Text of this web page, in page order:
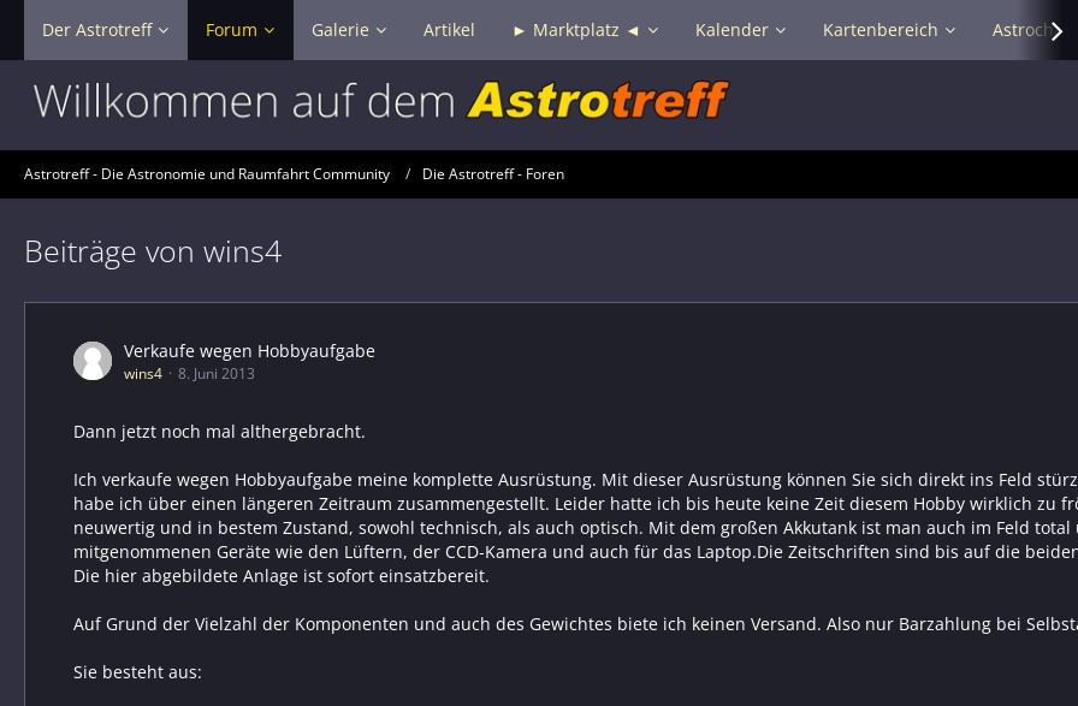
Der Astrotreff Forum Galerie Artikel ► Marktplatz ◄ Kalender Kartenbereich Astrochat
Astrotreff - Die Astronomie und Raumfahrt Community Die Astrotreff - Foren
Beiträge von wins4
Verkaufe wegen Hobbyaufgabe
wins4 8. Juni 2013
Dann jetzt noch mal althergebracht.
Ich verkaufe wegen Hobbyaufgabe meine komplette Ausrüstung. Mit dieser Ausrüstung können Sie sich direkt ins Feld
habe ich über einen längeren Zeitraum zusammengestellt. Leider hatte ich bis heute keine Zeit diesem Hobby wirklich zu
neuwertig und in bestem Zustand, sowohl technisch, als auch optisch. Mit dem großen Akkutank ist man auch im Feld
mitgenommenen Geräte wie den Lüftern, der CCD-Kamera und auch für das Laptop.Die Zeitschriften sind bis auf die
Die hier abgebildete Anlage ist sofort einsatzbereit.
Auf Grund der Vielzahl der Komponenten und auch des Gewichtes biete ich keinen Versand. Also nur Barzahlung bei
Sie besteht aus: